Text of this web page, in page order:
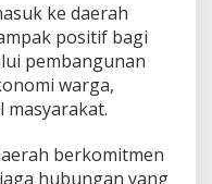
ke daerah
positif bagi
pembangunan
warga,
masyarakat.
berkomitmen
hubungan yang